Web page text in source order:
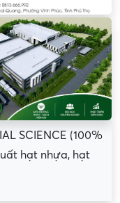
SCIENCE (100%
hạt nhựa, hạt